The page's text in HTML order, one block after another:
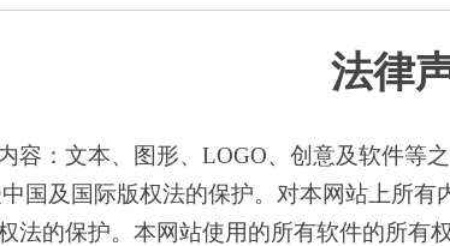
法律
：文本、图形、 LOGO、创意及软件等
国及国际版权法的保护。对本网站上所
法的保护。本网站使用的所有软件的所有